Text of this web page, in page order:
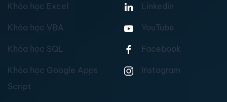
Khóa học Excel
Khóa học VBA
Khóa học SQL
Khóa học Google Apps
Script
Linkedin
YouTube
Facebook
Instagram